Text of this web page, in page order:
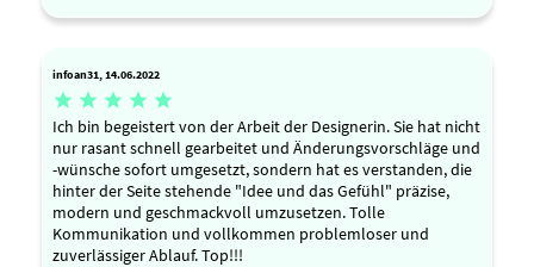
infoan31, 14.06.2022
    
Ich bin begeistert von der Arbeit der Designerin. Sie hat nicht
nur rasant schnell gearbeitet und Änderungsvorschläge und
-wünsche sofort umgesetzt, sondern hat es verstanden, die
hinter der Seite stehende "Idee und das Gefühl" präzise,
modern und geschmackvoll umzusetzen. Tolle
Kommunikation und vollkommen problemloser und
zuverlässiger Ablauf. Top!!!